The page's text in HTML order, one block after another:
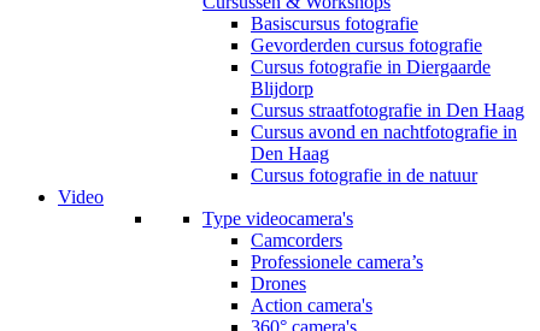
Basiscursus fotografie
Gevorderden cursus fotografie
Cursus fotografie in Diergaarde
Blijdorp
Cursus straatfotografie in Den Haag
Cursus avond en nachtfotografie in
Den Haag
Cursus fotografie in de natuur
Video
Type videocamera's
Camcorders
Professionele camera’s
Drones
Action camera's
360° camera's